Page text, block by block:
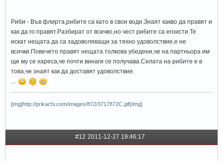
Риби - Във флирта,рибите са като в свои води.Знаят какво да правят и
как да го правят.Разбират от всичко,но чест рибите са егоисти.Те
искат нещата да са задоволяващи за тяхно удоволствие,е не
всички.Повечето правят нещата толкова убедени,че на партньора им
ще му се хареса,че почти винаги се получава.Силата на рибите е в
това,че знаят как да доставят удоволствие.
[img]http://prikachi.com/images/872/3717872C.gif[/img]
#12 2011-12-27 19:46:17